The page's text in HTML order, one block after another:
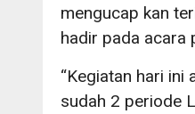
mengucap kan
hadir pada acara
“Kegiatan hari ini
sudah 2 periode